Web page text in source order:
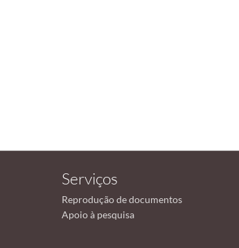
Serviços
Reprodução de documentos
Apoio à pesquisa